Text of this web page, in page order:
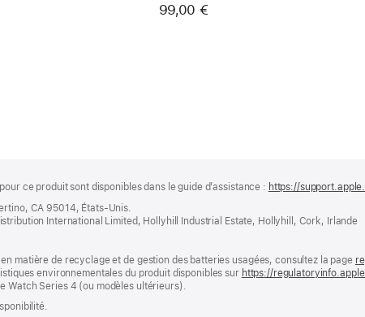
99,00 €
ce produit sont disponibles dans le guide d’assistance : https://
CA 95014, États-Unis.
International Limited, Hollyhill Industrial Estate, Hollyhill, Cork, Irlande
matière de recyclage et de gestion des batteries usagées, consultez la page
environnementales du produit disponibles sur https://
Watch Series 4 (ou modèles ultérieurs).